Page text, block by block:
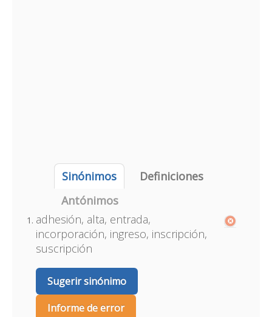
Sinónimos
Definiciones
Antónimos
adhesión, alta, entrada,
incorporación, ingreso, inscripción,
suscripción
Sugerir sinónimo
Informe de error